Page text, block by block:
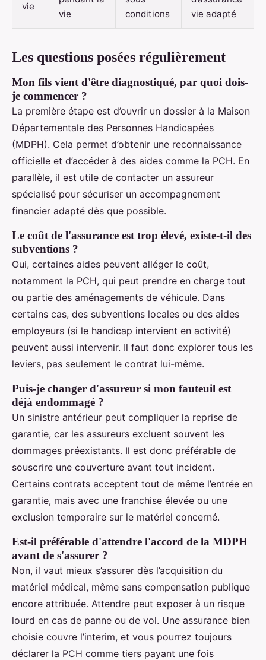
vie
vie
conditions
vie adapté
Les questions posées régulièrement
Mon fils vient d'être diagnostiqué, par quoi dois-
je commencer ?
La première étape est d’ouvrir un dossier à la Maison
Départementale des Personnes Handicapées
(MDPH). Cela permet d’obtenir une reconnaissance
officielle et d’accéder à des aides comme la PCH. En
parallèle, il est utile de contacter un assureur
spécialisé pour sécuriser un accompagnement
financier adapté dès que possible.
Le coût de l'assurance est trop élevé, existe-t-il des
subventions ?
Oui, certaines aides peuvent alléger le coût,
notamment la PCH, qui peut prendre en charge tout
ou partie des aménagements de véhicule. Dans
certains cas, des subventions locales ou des aides
employeurs (si le handicap intervient en activité)
peuvent aussi intervenir. Il faut donc explorer tous les
leviers, pas seulement le contrat lui-même.
Puis-je changer d'assureur si mon fauteuil est
déjà endommagé ?
Un sinistre antérieur peut compliquer la reprise de
garantie, car les assureurs excluent souvent les
dommages préexistants. Il est donc préférable de
souscrire une couverture avant tout incident.
Certains contrats acceptent tout de même l’entrée en
garantie, mais avec une franchise élevée ou une
exclusion temporaire sur le matériel concerné.
Est-il préférable d'attendre l'accord de la MDPH
avant de s'assurer ?
Non, il vaut mieux s’assurer dès l’acquisition du
matériel médical, même sans compensation publique
encore attribuée. Attendre peut exposer à un risque
lourd en cas de panne ou de vol. Une assurance bien
choisie couvre l’interim, et vous pourrez toujours
déclarer la PCH comme tiers payant une fois